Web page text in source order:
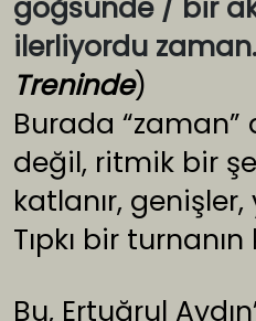
göğsünde / bir
ilerliyordu zaman.
Treninde)
Burada “zaman”
değil, ritmik bir
katlanır, genişler,
Tıpkı bir
Bu, Ertuğrul